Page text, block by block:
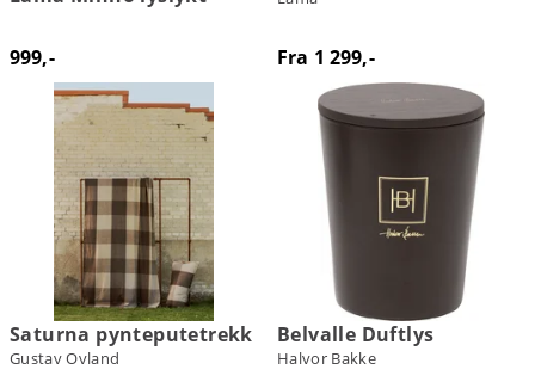
999,- Fra 1 299,-
Saturna pynteputetrekk
Gustav Ovland
Belvalle Duftlys
Halvor Bakke